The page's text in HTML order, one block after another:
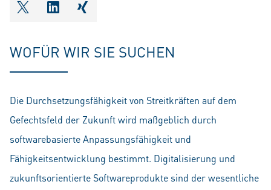
shareOntwitter
shareOnlinkedIn
shareOnxing
WOFÜR WIR SIE SUCHEN
Die Durchsetzungsfähigkeit von Streitkräften auf dem
Gefechtsfeld der Zukunft wird maßgeblich durch
softwarebasierte Anpassungsfähigkeit und
Fähigkeitsentwicklung bestimmt. Digitalisierung und
zukunftsorientierte Softwareprodukte sind der wesentliche